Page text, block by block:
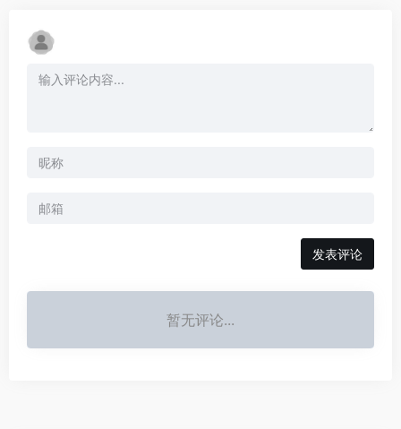
发表评论
暂无评论...